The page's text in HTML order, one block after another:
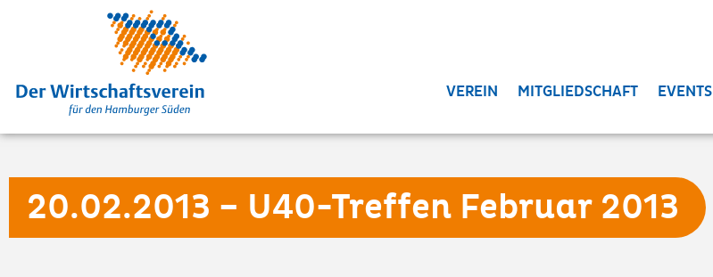
VEREIN MITGLIEDSCHAFT EVENTS
20.02.2013 – U40-Treffen Februar 2013